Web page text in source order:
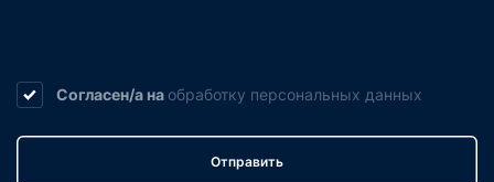
Согласен/а на обработку персональных данных
Отправить